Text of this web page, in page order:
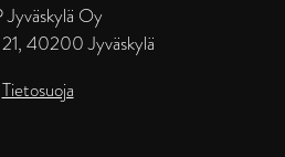
Jyväskylä Oy
40200 Jyväskylä
Tietosuoja